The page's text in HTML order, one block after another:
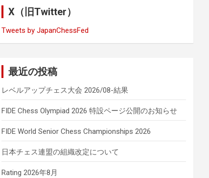
X（旧Twitter）
Tweets by JapanChessFed
最近の投稿
レベルアップチェス大会 2026/08-結果
FIDE Chess Olympiad 2026 特設ページ公開のお知らせ
FIDE World Senior Chess Championships 2026
日本チェス連盟の組織改定について
Rating 2026年8月